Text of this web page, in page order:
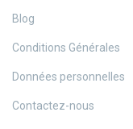
Blog
Conditions Générales
Données personnelles
Contactez-nous